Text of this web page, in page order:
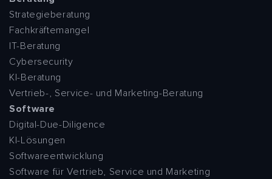
Strategieberatung
Fachkräftemangel
IT-Beratung
Cybersecurity
KI-Beratung
Vertrieb-, Service- und Marketing-Beratung
Software
Digital-Due-Diligence
KI-Lösungen
Softwareentwicklung
Software für Vertrieb, Service und Marketing